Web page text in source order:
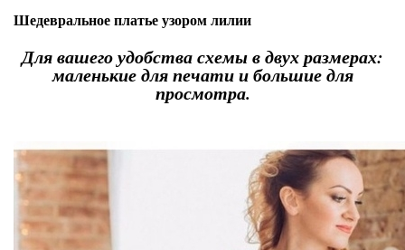
Шедевральное платье узором лилии
Для вашего удобства схемы в двух размерах:
маленькие для печати и большие для
просмотра.